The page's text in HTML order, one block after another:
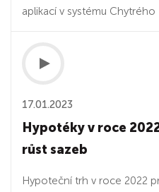
aplikací v systému Chytrého
17.01.2023
Hypotéky v roce
růst sazeb
Hypoteční trh v roce 2022